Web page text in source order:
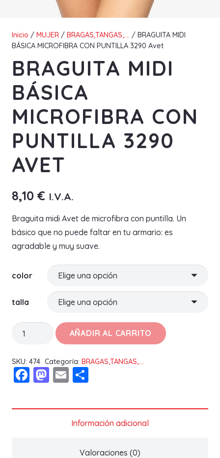
Inicio / MUJER / BRAGAS,TANGAS,.... / BRAGUITA MIDI
BÁSICA MICROFIBRA CON PUNTILLA 3290 Avet
BRAGUITA MIDI
BÁSICA
MICROFIBRA CON
PUNTILLA 3290
AVET
8,10 € I.V.A.
Braguita midi Avet de microfibra con puntilla. Un
básico que no puede faltar en tu armario: es
agradable y muy suave.
color
talla
BRAGUITA
BÁSICA
MICROFIBRA
CON
3290
AÑADIR AL CARRITO
SKU: 474 Categoría: BRAGAS,TANGAS,....
Facebook
Mastodon
Email
Información adicional
Valoraciones (0)